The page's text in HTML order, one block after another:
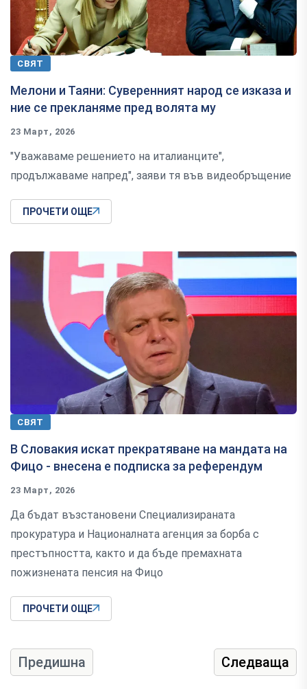
СВЯТ
Мелони и Таяни: Суверенният народ се изказа и
ние се прекланяме пред волята му
23 Март, 2026
"Уважаваме решението на италианците",
продължаваме напред", заяви тя във видеобръщение
ПРОЧЕТИ ОЩЕ
СВЯТ
В Словакия искат прекратяване на мандата на
Фицо - внесена е подписка за референдум
23 Март, 2026
Да бъдат възстановени Специализираната
прокуратура и Националната агенция за борба с
престъпността, както и да бъде премахната
пожизнената пенсия на Фицо
ПРОЧЕТИ ОЩЕ
Предишна Следваща